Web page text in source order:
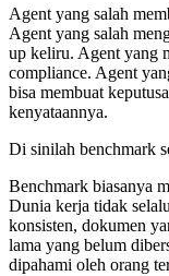
Agent yang salah
Agent yang salah
up keliru. Agent yang
compliance. Agent
bisa membuat
kenyataannya.
Di sinilah benchmark
Benchmark biasanya
Dunia kerja tidak
konsisten, dokumen
lama yang belum
dipahami oleh orang